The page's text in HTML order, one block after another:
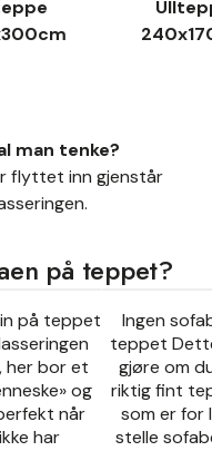
man tenke?
flyttet inn gjenstår
på teppet?
på teppet
her bor et
og
når
har
Ingen
teppet
gjøre om
riktig fint
som er for
stelle